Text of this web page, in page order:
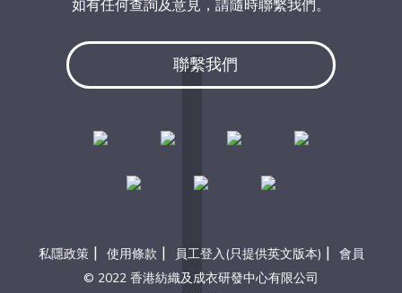
聯繫我們
如有任何查詢及意見，請隨時聯繫我們。
私隱政策 | 使用條款 | 員工登入(只提供英文版本) | 會員
© 2022 香港紡織及成衣研發中心有限公司